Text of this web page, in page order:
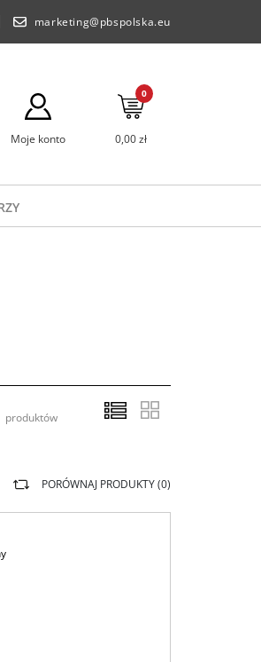
marketing@pbspolska.eu
Moje konto
0
0,00 zł
produktów
PORÓWNAJ PRODUKTY (0)